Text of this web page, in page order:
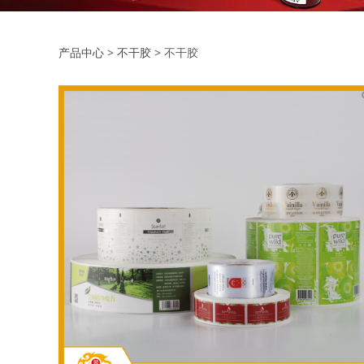
不干胶
产品中心 > 不干胶 > 不干胶